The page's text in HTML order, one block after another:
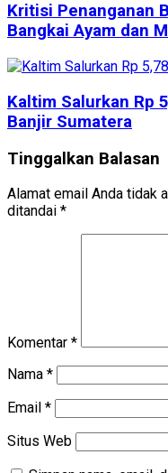
Kritisi Penanganan
Bangkai Ayam dan
Kaltim Salurkan Rp
Banjir Sumatera
Tinggalkan Balasan
Alamat email Anda tidak
ditandai *
Komentar *
Nama *
Email *
Situs Web